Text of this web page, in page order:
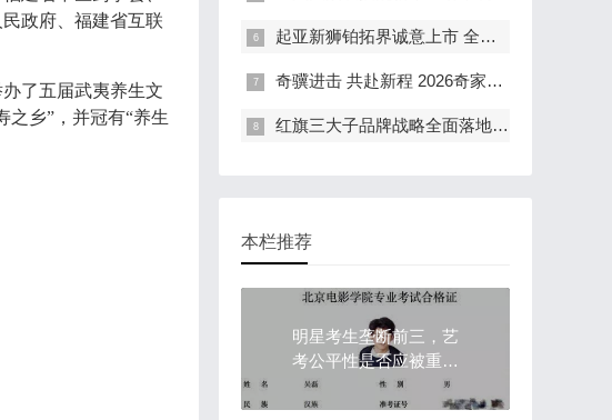
政府、福建省互联
了五届武夷养生文
之乡”，并冠有“养生
起亚新狮铂拓界诚意上市 全国统一“焕新一口价”10.99万元起
奇骥进击 共赴新程 2026奇家宴在福州盛大举行
红旗三大子品牌战略全面落地 豪华出行生态进阶新篇章
本栏推荐
明星考生垄断前三，艺
考公平性是否应被重新
讨